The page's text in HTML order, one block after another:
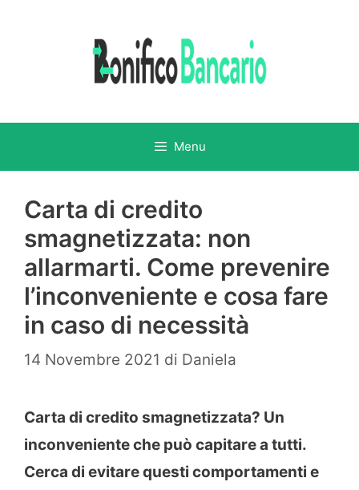
Menu
Carta di credito
smagnetizzata: non
allarmarti. Come prevenire
l’inconveniente e cosa fare
in caso di necessità
14 Novembre 2021 di Daniela
Carta di credito smagnetizzata? Un
inconveniente che può capitare a tutti.
Cerca di evitare questi comportamenti e